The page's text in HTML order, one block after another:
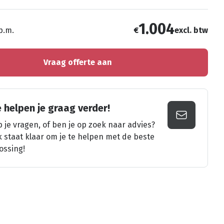
€1.004excl. btw
Vraag offerte aan
helpen je graag verder!
je vragen, of ben je op zoek naar advies?
staat klaar om je te helpen met de beste